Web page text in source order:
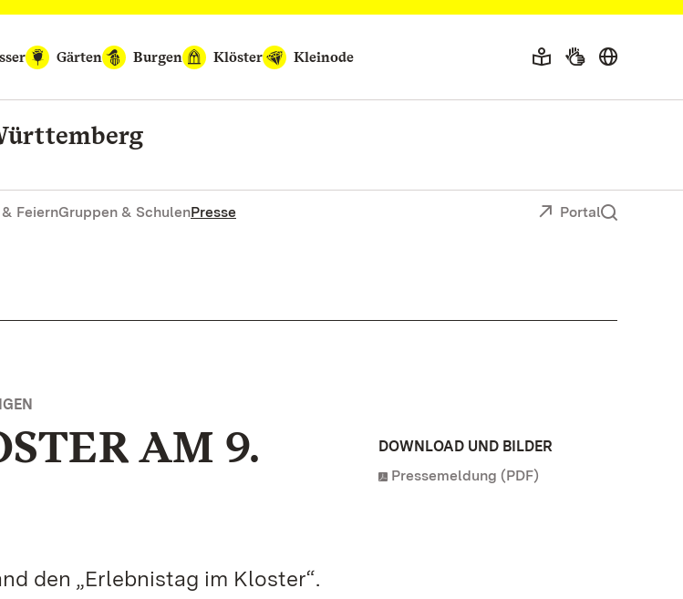
Gärten Burgen Klöster Kleinode
FeiernGruppen & SchulenPresse Portal
AM 9.
den „Erlebnistag im Kloster“.
DOWNLOAD UND BILDER
Pressemeldung (PDF)